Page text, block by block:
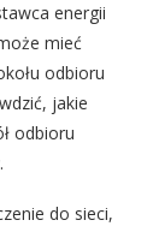
energii
mieć
odbioru
jakie
odbioru
do sieci,